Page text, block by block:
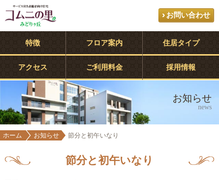
お問い合わせ
特徴 フロア案内 住居タイプ
アクセス ご利用料金 採用情報
お知らせ
news
ホーム お知らせ 節分と初午いなり
節分と初午いなり